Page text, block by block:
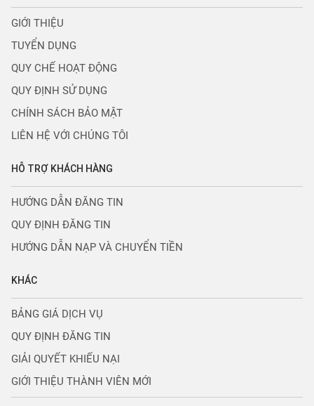
GIỚI THIỆU
TUYỂN DỤNG
QUY CHẾ HOẠT ĐỘNG
QUY ĐỊNH SỬ DỤNG
CHÍNH SÁCH BẢO MẬT
LIÊN HỆ VỚI CHÚNG TÔI
HỖ TRỢ KHÁCH HÀNG
HƯỚNG DẪN ĐĂNG TIN
QUY ĐỊNH ĐĂNG TIN
HƯỚNG DẪN NẠP VÀ CHUYỂN TIỀN
KHÁC
BẢNG GIÁ DỊCH VỤ
QUY ĐỊNH ĐĂNG TIN
GIẢI QUYẾT KHIẾU NẠI
GIỚI THIỆU THÀNH VIÊN MỚI